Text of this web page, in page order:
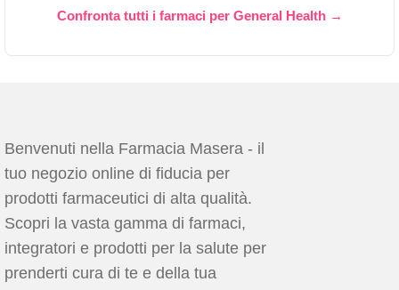
Confronta tutti i farmaci per General Health →
Benvenuti nella Farmacia Masera - il
tuo negozio online di fiducia per
prodotti farmaceutici di alta qualità.
Scopri la vasta gamma di farmaci,
integratori e prodotti per la salute per
prenderti cura di te e della tua